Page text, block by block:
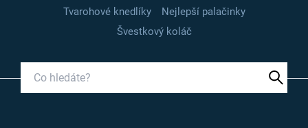
Tvarohové knedlíky
Nejlepší palačinky
Švestkový koláč